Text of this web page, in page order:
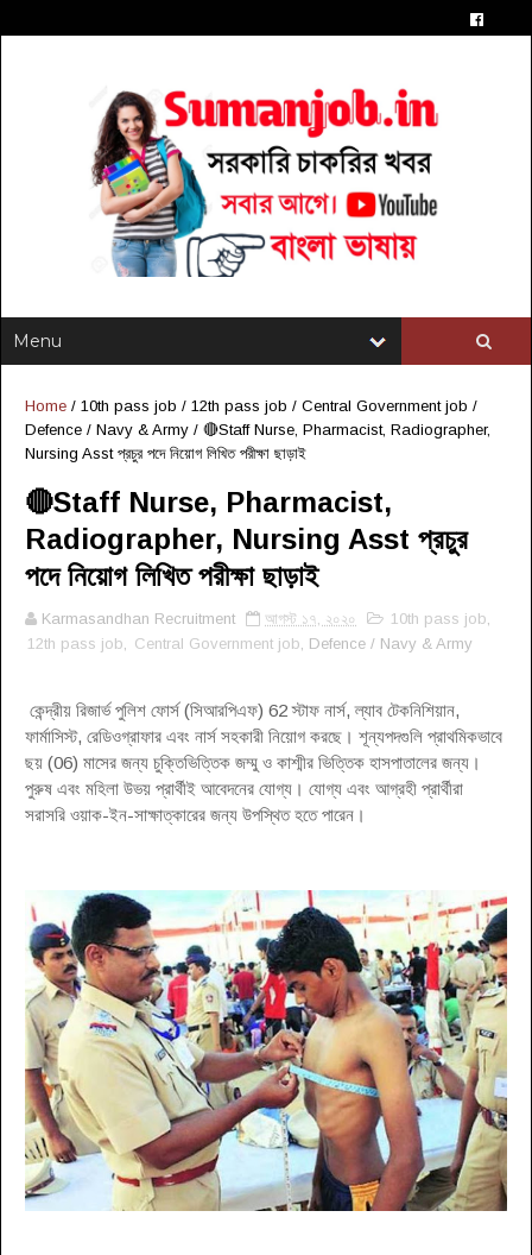
Home / 10th pass job / 12th pass job / Central Government job /
Defence / Navy & Army / 🔴Staff Nurse, Pharmacist, Radiographer,
Nursing Asst প্রচুর পদে নিয়োগ লিখিত পরীক্ষা ছাড়াই
🔴Staff Nurse, Pharmacist,
Radiographer, Nursing Asst প্রচুর
পদে নিয়োগ লিখিত পরীক্ষা ছাড়াই
Karmasandhan Recruitment আগস্ট ১৭, ২০২০ 10th pass job
12th pass job
Central Government job , Defence / Navy & Army
কেন্দ্রীয় রিজার্ভ পুলিশ ফোর্স (সিআরপিএফ) 62 স্টাফ নার্স, ল্যাব টেকনিশিয়ান,
ফার্মাসিস্ট, রেডিওগ্রাফার এবং নার্স সহকারী নিয়োগ করছে। শূন্যপদগুলি প্রাথমিকভাবে
ছয় (06) মাসের জন্য চুক্তিভিত্তিক জম্মু ও কাশ্মীর ভিত্তিক হাসপাতালের জন্য।
পুরুষ এবং মহিলা উভয় প্রার্থীই আবেদনের যোগ্য। যোগ্য এবং আগ্রহী প্রার্থীরা
সরাসরি ওয়াক-ইন-সাক্ষাত্কারের জন্য উপস্থিত হতে পারেন।